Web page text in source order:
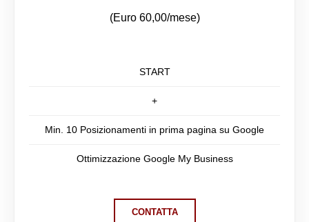
(Euro 60,00/mese)
START
+
Min. 10 Posizionamenti in prima pagina su Google
Ottimizzazione Google My Business
CONTATTA